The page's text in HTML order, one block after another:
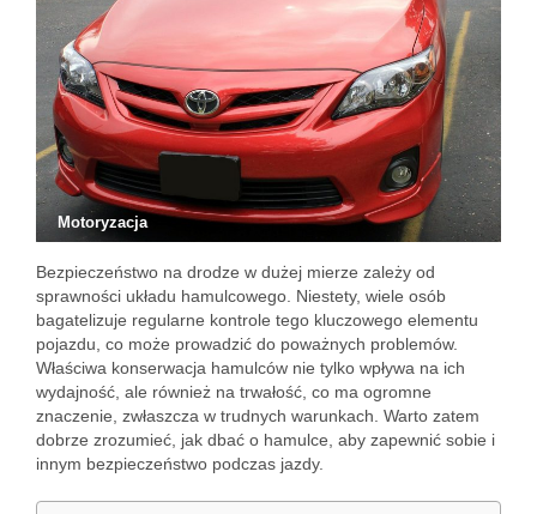
Motoryzacja
Bezpieczeństwo na drodze w dużej mierze zależy od
sprawności układu hamulcowego. Niestety, wiele osób
bagatelizuje regularne kontrole tego kluczowego elementu
pojazdu, co może prowadzić do poważnych problemów.
Właściwa konserwacja hamulców nie tylko wpływa na ich
wydajność, ale również na trwałość, co ma ogromne
znaczenie, zwłaszcza w trudnych warunkach. Warto zatem
dobrze zrozumieć, jak dbać o hamulce, aby zapewnić sobie i
innym bezpieczeństwo podczas jazdy.